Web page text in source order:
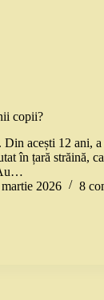
copii?
acești 12 ani,
în țară străină,
2026 8